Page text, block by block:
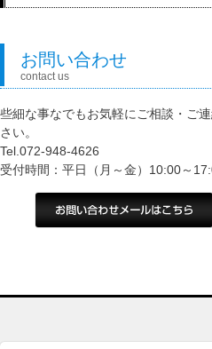
お問い合わせ
contact us
些細な事なでもお気軽にご相談・ご
さい。
Tel.072-948-4626
受付時間：平日（月～金）10:00～